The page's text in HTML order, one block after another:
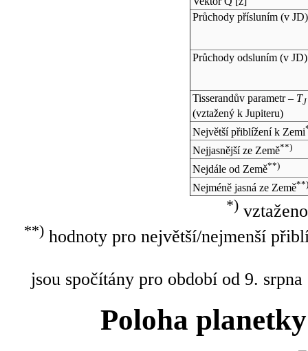
Průchody přísluním (v JD)
Průchody odsluním (v JD)
Tisserandův parametr – TJ
(vztažený k Jupiteru)
Největší přiblížení k Zemi
Nejjasnější ze Země**)
Nejdále od Země**)
Nejméně jasná ze Země**)
*)
**)hodnoty pro největší/nejmenší
jsou spočítány pro období od 9.
Poloha